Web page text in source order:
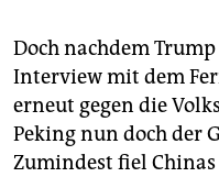
Doch nachdem
Interview mit dem
erneut gegen die
Peking nun doch der
Zumindest fiel